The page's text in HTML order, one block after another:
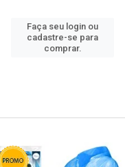
Faça seu login ou
cadastre-se para
comprar.